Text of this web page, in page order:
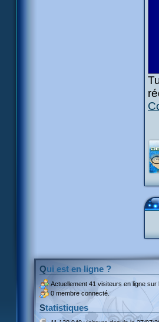
Qui est en ligne ?
Actuellement 41 visiteurs en ligne sur
0 membre connecté.
Statistiques